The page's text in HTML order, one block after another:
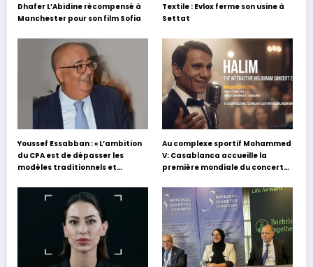
Dhafer L’Abidine récompensé à
Manchester pour son film Sofia
Textile : Evlox ferme son usine à
Settat
Youssef Essabban : « L’ambition
du CPA est de dépasser les
modèles traditionnels et
s’appuyant sur le partage des
expériences »
Au complexe sportif Mohammed
V: Casablanca accueille la
première mondiale du concert
Hafez